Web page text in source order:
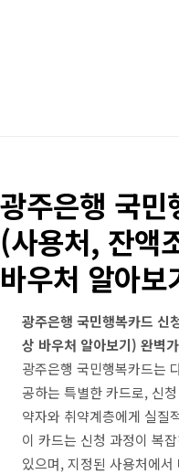
광주은행 국민
(사용처, 잔액
바우처 알아보
광주은행 국민행복카드 신
상 바우처 알아보기) 완벽
광주은행 국민행복카드는
공하는 특별한 카드로, 신
약자와 취약계층에게 실질
이 카드는 신청 과정이 복
있으며, 지정된 사용처에